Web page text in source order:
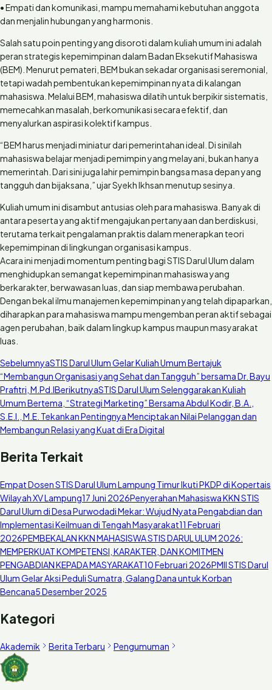
• Empati dan komunikasi, mampu memahami kebutuhan anggota
dan menjalin hubungan yang harmonis.
Salah satu poin penting yang disoroti dalam kuliah umum ini adalah
peran strategis kepemimpinan dalam Badan Eksekutif Mahasiswa
(BEM). Menurut pemateri, BEM bukan sekadar organisasi seremonial,
tetapi wadah pembentukan kepemimpinan nyata di kalangan
mahasiswa. Melalui BEM, mahasiswa dilatih untuk berpikir sistematis,
memecahkan masalah, berkomunikasi secara efektif, dan
menyalurkan aspirasi kolektif kampus.
“BEM harus menjadi miniatur dari pemerintahan ideal. Di sinilah
mahasiswa belajar menjadi pemimpin yang melayani, bukan hanya
memerintah. Dari sini juga lahir pemimpin bangsa masa depan yang
tangguh dan bijaksana,” ujar Syekh Ikhsan menutup sesinya.
Kuliah umum ini disambut antusias oleh para mahasiswa. Banyak di
antara peserta yang aktif mengajukan pertanyaan dan berdiskusi,
terutama terkait pengalaman praktis dalam menerapkan teori
kepemimpinan di lingkungan organisasi kampus.
Acara ini menjadi momentum penting bagi STIS Darul Ulum dalam
menghidupkan semangat kepemimpinan mahasiswa yang
berkarakter, berwawasan luas, dan siap membawa perubahan.
Dengan bekal ilmu manajemen kepemimpinan yang telah dipaparkan,
diharapkan para mahasiswa mampu mengemban peran aktif sebagai
agen perubahan, baik dalam lingkup kampus maupun masyarakat
luas.
SebelumnyaSTIS Darul Ulum Gelar Kuliah Umum Bertajuk
“Membangun Organisasi yang Sehat dan Tangguh” bersama Dr. Bayu
Prafitri, M.Pd.IBerikutnyaSTIS Darul Ulum Selenggarakan Kuliah
Umum Bertema, “Strategi Marketing” Bersama Abdul Kodir, B.A.,
S.E.I., M.E. Tekankan Pentingnya Menciptakan Nilai Pelanggan dan
Membangun Relasi yang Kuat di Era Digital
Berita Terkait
Empat Dosen STIS Darul Ulum Lampung Timur Ikuti PKDP di Kopertais
Wilayah XV Lampung17 Juni 2026Penyerahan Mahasiswa KKN STIS
Darul Ulum di Desa Purwodadi Mekar: Wujud Nyata Pengabdian dan
Implementasi Keilmuan di Tengah Masyarakat11 Februari
2026PEMBEKALAN KKN MAHASISWA STIS DARUL ULUM 2026:
MEMPERKUAT KOMPETENSI, KARAKTER, DAN KOMITMEN
PENGABDIAN KEPADA MASYARAKAT10 Februari 2026PMII STIS Darul
Ulum Gelar Aksi Peduli Sumatra, Galang Dana untuk Korban
Bencana5 Desember 2025
Kategori
Akademik Berita Terbaru Pengumuman